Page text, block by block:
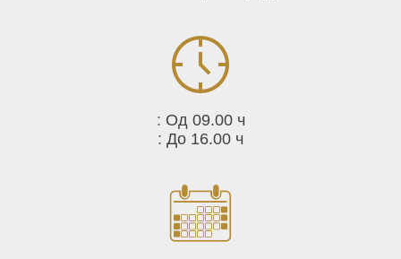
: Од 09.00 ч
: До 16.00 ч